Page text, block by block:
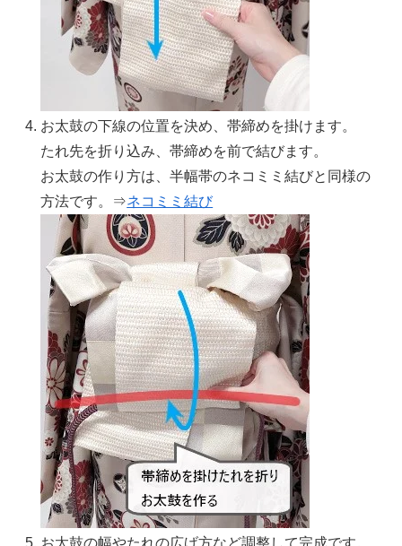
お太鼓の下線の位置を決め、帯締めを掛けます。
たれ先を折り込み、帯締めを前で結びます。
お太鼓の作り方は、半幅帯のネコミミ結びと同様の
方法です。⇒ネコミミ結び